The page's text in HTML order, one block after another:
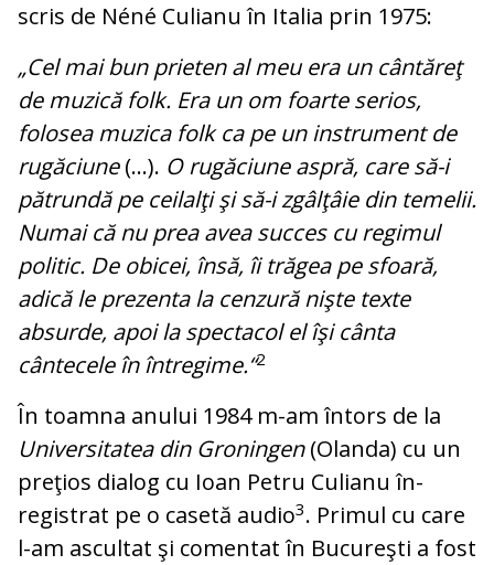
scris de Néné Culianu în Italia prin 1975:
„Cel mai bun prieten al meu era un cân­tăreţ
de muzică folk. Era un om foar­te serios,
folosea muzica folk ca pe un ins­tru­ment de
rugăciune(...). O rugăciune as­pră, care să-i
pătrundă pe ceilalţi şi să-i zgâlţâie din temelii.
Numai că nu prea avea succes cu regimul
politic. De obicei, însă, îi trăgea pe sfoară,
adică le prezenta la cenzură nişte texte
absurde, apoi la spectacol el îşi cânta
cântecele în întregime.“2
În toamna anului 1984 m-am întors de la
Universitatea din Groningen(Olanda) cu un
preţios dialog cu Ioan Petru Culianu în­
registrat pe o casetă audio3. Primul cu ca­re
l-am ascultat şi comentat în Bucureşti a fost